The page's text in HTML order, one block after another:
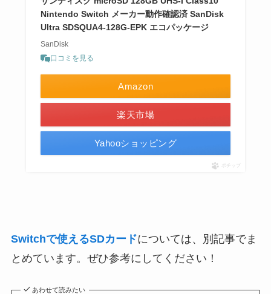
Nintendo Switch メーカー動作確認済 SanDisk
Ultra SDSQUA4-128G-EPK エコパッケージ
SanDisk
口コミを見る
Amazon
楽天市場
Yahooショッピング
ポチップ
Switchで使えるSDカードについては、別記事でま
とめています。ぜひ参考にしてください！
あわせて読みたい